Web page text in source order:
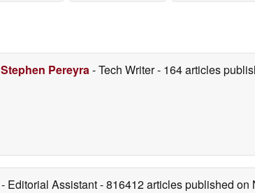
Stephen Pereyra- Tech Writer- 164 articles
- Editorial Assistant- 816412 articles published on